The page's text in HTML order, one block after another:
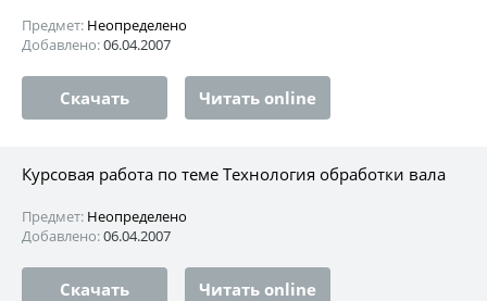
Предмет: Неопределено
Добавлено:06.04.2007
Скачать Читать online
Курсовая работа по теме Технология обработки вала
Предмет: Неопределено
Добавлено:06.04.2007
Скачать Читать online